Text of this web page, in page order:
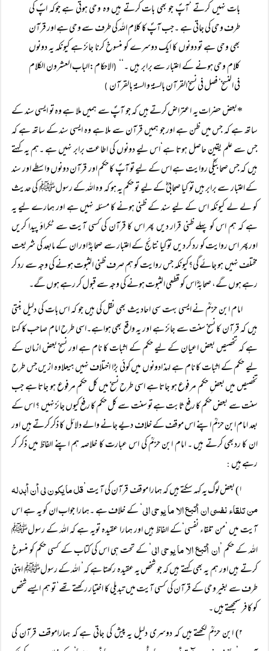
بات نہیں کرتے ‘آپؐ جو بھی بات کرتے ہیں وہ وحی ہوتی ہے جوکہ اپؐ کی
طرف وحی کی جاتی ہے ۔جب آپؐ کا کلام اللہ کی طرف سے وحی ہے اور قرآن
بھی وحی ہے تو دونوں کا ایک دوسرے کو منسوخ کرنا جائز ہے کیونکہ یہ دونوں
کلام وحی ہونے کے اعتبار سے برابر ہیں ۔‘‘
(الاحکام:الباب العشرون الکلام
فی النسخ‘ فصل فی نسخ القرآن بالسنۃ و السنۃ بالقرآن )
*بعض حضرات یہ اعتراض کرتے ہیں کہ جو آپؐ سے ہمیں ملا ہے وہ تو ایسی سند کے
ساتھ ہے کہ جس میں ظن ہے اور جو ہمیں قرآن سے ملا ہے وہ ایسی سند کے ساتھ ہے کہ
جس سے علم یقین حاصل ہوتا ہے‘اس لیے دونوں کی اطاعت برابر نہیں ہے ۔ہم یہ کہتے
ہیں کہ جس صحابیؓکی روایت ہے اس کے لیے تو آپؐ کا حکم اور قرآن دونوں واسطے اور سند
کے اعتبار سے برابر ہیں تو کیا صحابیؓ کے لیے تو حکم یہ ہو کہ وہ اللہ کے رسولﷺ کی حدیث
کو لے لے کیونکہ اس کے لیے سند کے ظنی ہونے کا مسئلہ نہیں ہے اور ہمارے لیے یہ
ہے کہ ہم اس کو پہلے ظنی قرار دیں پھر اس کا قرآن کی کسی آیت سے ٹکراؤ پیدا کریں
اورپھر اس روایت کو رد کر دیں تو کیا نتائج کے اعتبار سے صحابہؓ اور ان کے مابعد کی شریعت
مختلف نہیں ہو جائے گی؟کیونکہ جس روایت کو ہم صرف ظنی الثبوت ہونے کی وجہ سے رد کر
رہے ہوں گے، صحابہؓ اس کو قطعی الثبوت ہونے کی وجہ سے قبول کر رہے ہوں گے۔
امام ابن حزمؒ نے ایسی بہت سی احادیث بھی نقل کی ہیں جو کہ اس بات کی دلیل بنتی
ہیں کہ قرآن کا نسخ سنت سے جائز ہے اور یہ واقع بھی ہواہے۔اسی طرح امام صاحب کا کہنا
ہے کہ تخصیص بعض اعیان کے لیے حکم کے اثبات کا نام ہے اور نسخ بعض ازمان کے
لیے حکم کے اثبات کا نام ہے لہذ ادونوں میں کوئی بڑا اختلاف نہیں ہیعلاوہ ازیں جس طرح
تخصیص میں بعضِ حکم مرفوع ہو جاتا ہے اسی طرح نسخ میں کل حکم مرفوع ہو جاتا ہے جب
سنت سے بعض حکم کا رفع ثابت ہے تو سنت سے کل حکم کا رفع کیوں جائزنہیں ؟ اس کے
بعد امام ابن حزمؒ اپنے اس موقف کے خلاف دیے جانے والے دلائل کا ذکر کرتے ہیں اور
ان کا ردبھی کرتے ہیں ۔ امام ابن حزمؒ کی اس عبارت کا خلاصہ ہم اپنے الفاظ میں ذکر کر
رہے ہیں :
۱) بعض لوگ یہ کہہ سکتے ہیں کہ ہمارا موقف قرآن کی آیت ’
قل ما یکون لی أن أبدلہ
من تلقاء نفسی ان أتبع الا ما یوحی الی ‘ کے خلاف ہے ۔ہمارا جواب ان کو یہ ہے اس
آیت میں ’من تلقاء نفسی‘کے الفاظ ہیں اور ہمارا عقیدہ تویہ ہے کہ اللہ کے رسولﷺ
اللہ کے حکم ’ان أتبع الا ما یوحی الی‘ کے تحت ہی اس کی کتاب کے کسی حکم کو منسوخ
کرتے ہیں اور ہم یہ بھی کہتے ہیں کہ جو شخص یہ عقیدہ رکھتا ہے کہ’ اللہ کے رسولﷺ اپنی
طرف سے بغیر وحی کے قرآن کی کسی آیت میں تبدیلی کا اختیار رکھتے تھے‘ تو ہم ایسے شخص
کو کافر سمجھتے ہیں ۔
۲) ابن حزمؒ لکھتے ہیں کہ دوسری دلیل یہ پیش کی جاتی ہے کہ ہماراموقف قرآن کی